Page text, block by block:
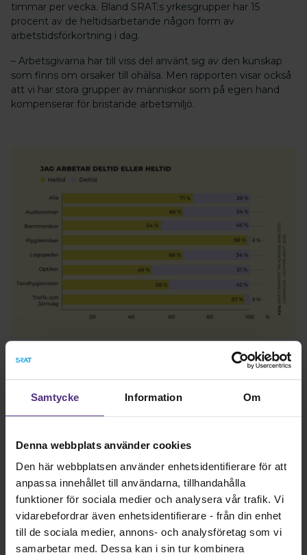
Samtycke Information Om
Denna webbplats använder cookies
Den här webbplatsen använder enhetsidentifierare för att
anpassa innehållet till användarna, tillhandahålla
funktioner för sociala medier och analysera vår trafik. Vi
vidarebefordrar även enhetsidentifierare - från din enhet
till de sociala medier, annons- och analysföretag som vi
samarbetar med. Dessa kan i sin tur kombinera
timmar per vecka. Bland SRAT:s yrkesgrupper har 15
procent av de heltidsarbetande någon form av
arbetstidsförkortning i dag.
– Arbetsgivarna har till viss del använt sig av den kunskap
som finns om orsaker till ohälsa. Men rapporten visar också
att vi har stora grupper av människor som på egen hand
kompenserar för bristande arbetsmiljö.